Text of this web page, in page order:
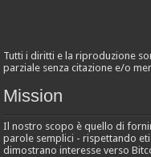
Tutti i diritti e la riproduzione
parziale senza citazione e/o
Mission
Il nostro scopo è quello di
parole semplici - rispettando
dimostrano interesse verso